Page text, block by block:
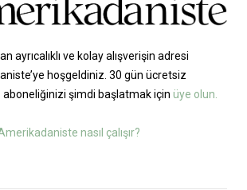
ayrıcalıklı ve kolay alışverişin adresi
hoşgeldiniz. 30 gün ücretsiz
şimdi başlatmak için üye olun.
nasıl çalışır?